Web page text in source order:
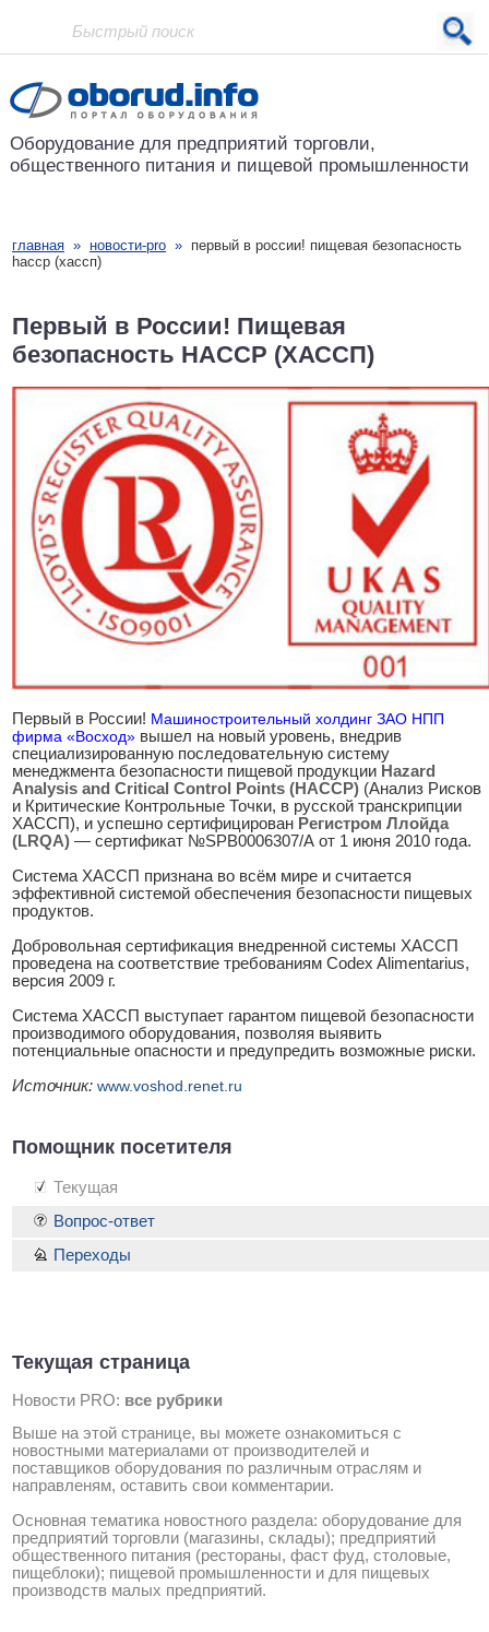
Проект основан в 2001 году
Оборудование для предприятий торговли,
общественного питания и пищевой промышленности
главная » новости-pro » первый в россии! пищевая безопасность
haccp (хассп)
Первый в России! Пищевая
безопасность HACCP (ХАССП)
Первый в России! Машиностроительный холдинг ЗАО НПП
фирма «Восход» вышел на новый уровень, внедрив
специализированную последовательную систему
менеджмента безопасности пищевой продукции Hazard
Analysis and Critical Control Points (НАССР) (Анализ Рисков
и Критические Контрольные Точки, в русской транскрипции
ХАССП), и успешно сертифицирован Регистром Ллойда
(LRQA) — сертификат №SPB0006307/А от 1 июня 2010 года.
Система ХАССП признана во всём мире и считается
эффективной системой обеспечения безопасности пищевых
продуктов.
Добровольная сертификация внедренной системы ХАССП
проведена на соответствие требованиям Codex Alimentarius,
версия 2009 г.
Система ХАССП выступает гарантом пищевой безопасности
производимого оборудования, позволяя выявить
потенциальные опасности и предупредить возможные риски.
Источник: www.voshod.renet.ru
Помощник посетителя
Текущая
Текущая страница
Новости PRO: все рубрики
Выше на этой странице, вы можете ознакомиться с
новостными материалами от производителей и
поставщиков оборудования по различным отраслям и
направленям, оставить свои комментарии.
Основная тематика новостного раздела: оборудование для
предприятий торговли (магазины, склады); предприятий
общественного питания (рестораны, фаст фуд, столовые,
пищеблоки); пищевой промышленности и для пищевых
производств малых предприятий.
Вопрос-ответ
Переходы